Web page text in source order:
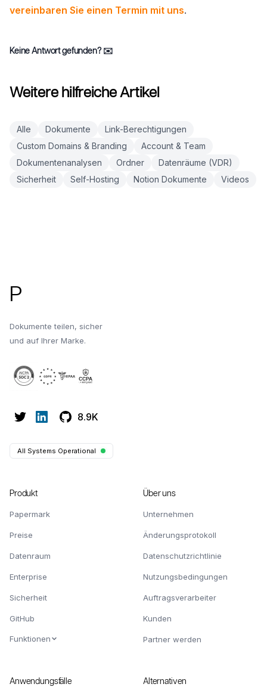
vereinbaren Sie einen Termin mit uns.
Keine Antwort gefunden? ✉️
Weitere hilfreiche Artikel
Alle Dokumente
Link-Berechtigungen
Custom Domains & Branding
Account & Team
Dokumentenanalysen
Ordner
Datenräume (VDR)
Sicherheit
Self-Hosting Notion Dokumente Videos
P
Dokumente teilen, sicher
und auf Ihrer Marke.
8.9K
All Systems Operational
Produkt
Papermark
Preise
Datenraum
Enterprise
Sicherheit
GitHub
Funktionen
Über uns
Unternehmen
Änderungsprotokoll
Datenschutzrichtlinie
Nutzungsbedingungen
Auftragsverarbeiter
Kunden
Partner werden
Anwendungsfälle Alternativen